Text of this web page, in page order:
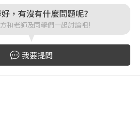
入
記密碼 註冊
，有沒有什麼問題呢?
和老師及同學們一起討論吧!
我要提問